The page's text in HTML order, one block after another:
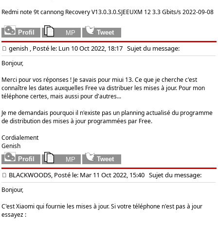
Redmi note 9t cannong Recovery V13.0.3.0.SJEEUXM 12 3.3 Gbits/s 2022-09-08
genish , Posté le: Lun 10 Oct 2022, 18:17 Sujet du message:
Bonjour,
Merci pour vos réponses ! Je savais pour miui 13. Ce que je cherche c'est
connaître les dates auxquelles Free va distribuer les mises à jour. Pour mon
téléphone certes, mais aussi pour d'autres...
Je me demandais pourquoi il n'existe pas un planning actualisé du programme
de distribution des mises à jour programmées par Free.
Cordialement
Genish
BLACKWOODS, Posté le: Mar 11 Oct 2022, 15:40 Sujet du message:
Bonjour,
C'est Xiaomi qui fournie les mises à jour. Si votre téléphone n'est pas à jour
essayez :